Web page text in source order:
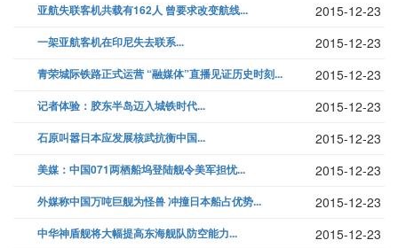
亚航失联客机共载有162人 曾要求改变航线... 2015-12-23
一架亚航客机在印尼失去联系... 2015-12-23
青荣城际铁路正式运营 “融媒体”直播见证历史时刻... 2015-12-23
记者体验：胶东半岛迈入城铁时代... 2015-12-23
石原叫嚣日本应发展核武抗衡中国... 2015-12-23
美媒：中国071两栖船坞登陆舰令美军担忧... 2015-12-23
外媒称中国万吨巨舰为怪兽 冲撞日本船占优势... 2015-12-23
中华神盾舰将大幅提高东海舰队防空能力... 2015-12-23